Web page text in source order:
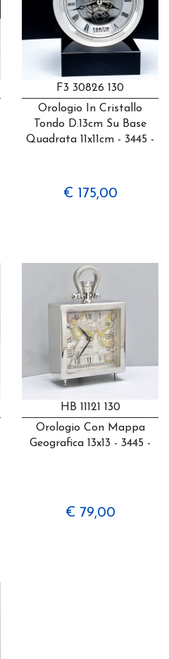
F3 30826 130
Orologio In Cristallo
Tondo D.13cm Su Base
Quadrata 11x11cm - 3445 -
€ 175,00
HB 11121 130
Orologio Con Mappa
Geografica 13x13 - 3445 -
€ 79,00